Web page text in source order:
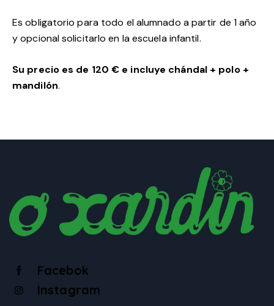
Es obligatorio para todo el alumnado a partir de 1 año
y opcional solicitarlo en la escuela infantil.
Su precio es de 120 € e incluye chándal + polo +
mandilón.
Facebok
Instagram